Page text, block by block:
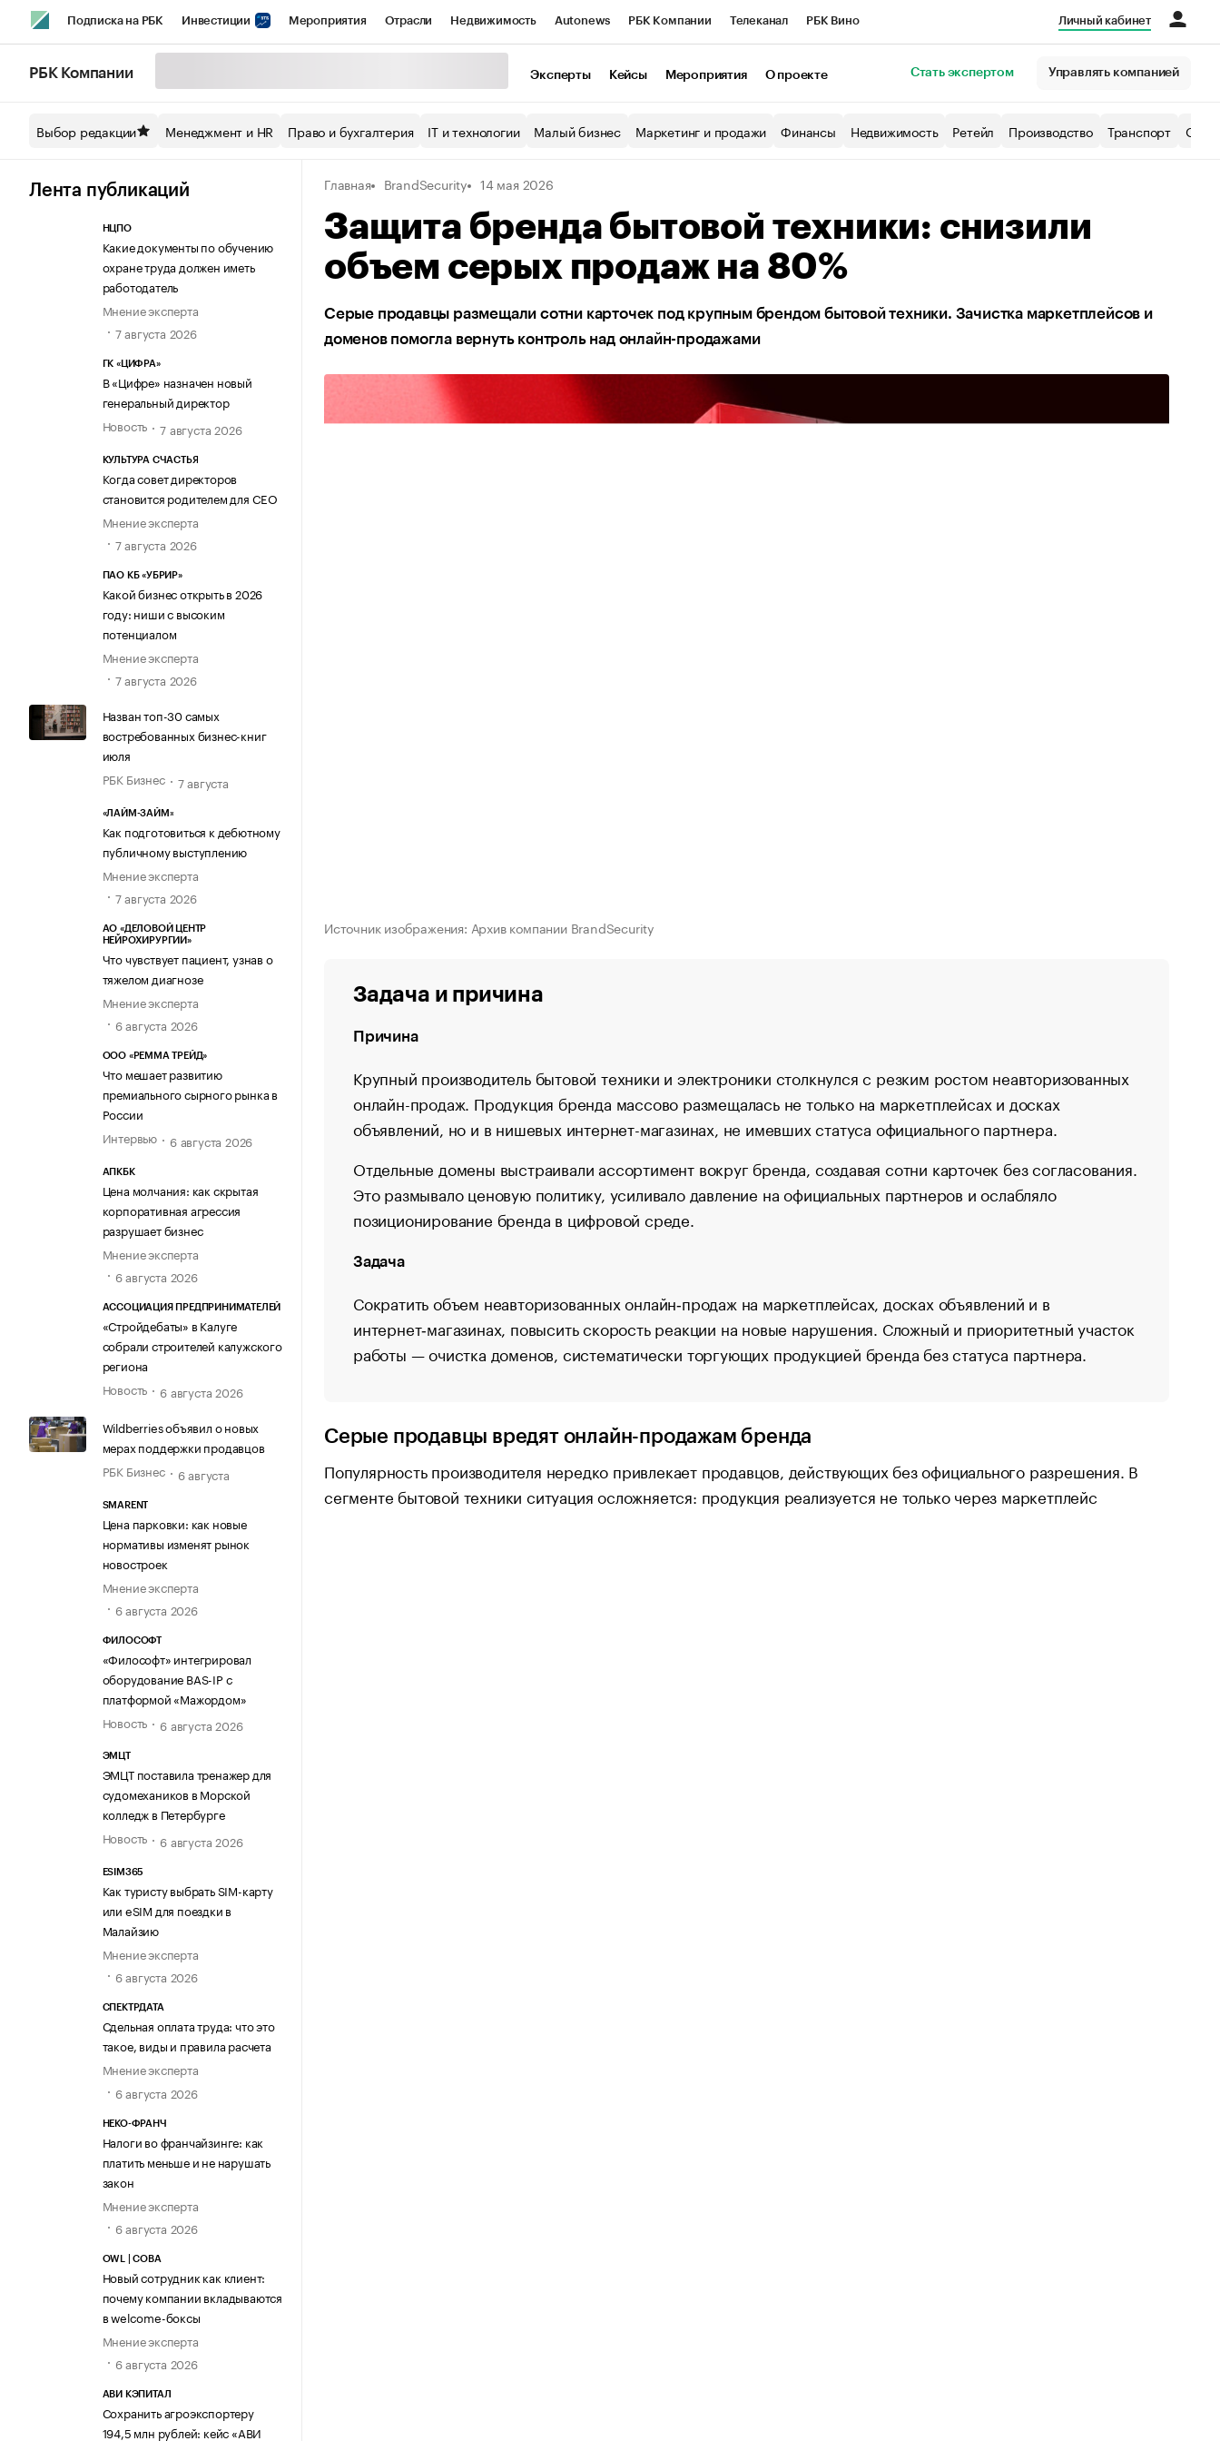
Подписка на РБК Инвестиции Мероприятия Отрасли Недвижимость Autonews РБК Компании Телеканал РБК Вино
Спецпроекты СПб Конференции СПб Спецпроекты Экономика Бизнес
Технологии и медиа Рынок наличной валюты
Личный кабинет
РБК Компании Эксперты Кейсы Мероприятия О проекте Стать экспертом Управлять компанией
Выбор редакции Менеджмент и HR Право и бухгалтерия IT и технологии Малый бизнес Маркетинг и продажи Финансы Недвижимость Ретейл Производство Транспорт
Лента публикаций
НЦПО
Какие документы по обучению
охране труда должен иметь
работодатель
Мнение эксперта
7 августа 2026
ГК «ЦИФРА»
В «Цифре» назначен новый
генеральный директор
Новость
7 августа 2026
КУЛЬТУРА СЧАСТЬЯ
Когда совет директоров
становится родителем для CEO
Мнение эксперта
7 августа 2026
ПАО КБ «УБРИР»
Какой бизнес открыть в 2026
году: ниши с высоким
потенциалом
Мнение эксперта
7 августа 2026
Назван топ-30 самых
востребованных бизнес-книг
июля
РБК Бизнес
7 августа
«ЛАЙМ-ЗАЙМ»
Как подготовиться к дебютному
публичному выступлению
Мнение эксперта
7 августа 2026
АО «ДЕЛОВОЙ ЦЕНТР
НЕЙРОХИРУРГИИ»
Что чувствует пациент, узнав о
тяжелом диагнозе
Мнение эксперта
6 августа 2026
ООО «РЕММА ТРЕЙД»
Что мешает развитию
премиального сырного рынка в
России
Интервью
6 августа 2026
АПКБК
Цена молчания: как скрытая
корпоративная агрессия
разрушает бизнес
Мнение эксперта
6 августа 2026
АССОЦИАЦИЯ ПРЕДПРИНИМАТЕЛЕЙ
«Стройдебаты» в Калуге
собрали строителей калужского
региона
Новость
6 августа 2026
Wildberries объявил о новых
мерах поддержки продавцов
РБК Бизнес
6 августа
SMARENT
Цена парковки: как новые
нормативы изменят рынок
новостроек
Мнение эксперта
6 августа 2026
ФИЛОСОФТ
«Философт» интегрировал
оборудование BAS-IP с
платформой «Мажордом»
Новость
6 августа 2026
ЭМЦТ
ЭМЦТ поставила тренажер для
судомехаников в Морской
колледж в Петербурге
Новость
6 августа 2026
ESIM365
Как туристу выбрать SIM-карту
или eSIM для поездки в
Малайзию
Мнение эксперта
6 августа 2026
СПЕКТРДАТА
Сдельная оплата труда: что это
такое, виды и правила расчета
Мнение эксперта
6 августа 2026
НЕКО-ФРАНЧ
Налоги во франчайзинге: как
платить меньше и не нарушать
закон
Мнение эксперта
6 августа 2026
OWL | СОВА
Новый сотрудник как клиент:
почему компании вкладываются
в welcome-боксы
Мнение эксперта
6 августа 2026
АВИ КЭПИТАЛ
Сохранить агроэкспортеру
194,5 млн рублей: кейс «АВИ
Главная BrandSecurity 14 мая 2026
Защита бренда бытовой техники: снизили
объем серых продаж на 80%
Серые продавцы размещали сотни карточек под крупным брендом бытовой техники. Зачистка маркетплейсов и
доменов помогла вернуть контроль над онлайн-продажами
Источник изображения: Архив компании BrandSecurity
Задача и причина
Причина
Крупный производитель бытовой техники и электроники столкнулся с резким ростом неавторизованных
онлайн-продаж. Продукция бренда массово размещалась не только на маркетплейсах и досках
объявлений, но и в нишевых интернет-магазинах, не имевших статуса официального партнера.
Отдельные домены выстраивали ассортимент вокруг бренда, создавая сотни карточек без согласования.
Это размывало ценовую политику, усиливало давление на официальных партнеров и ослабляло
позиционирование бренда в цифровой среде.
Задача
Сократить объем неавторизованных онлайн‑продаж на маркетплейсах, досках объявлений и в
интернет‑магазинах, повысить скорость реакции на новые нарушения. Сложный и приоритетный участок
работы — очистка доменов, систематически торгующих продукцией бренда без статуса партнера.
Серые продавцы вредят онлайн-продажам бренда
Популярность производителя нередко привлекает продавцов, действующих без официального разрешения. В
сегменте бытовой техники ситуация осложняется: продукция реализуется не только через маркетплейс